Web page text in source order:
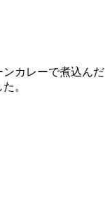
カレーで煮込んだ
。